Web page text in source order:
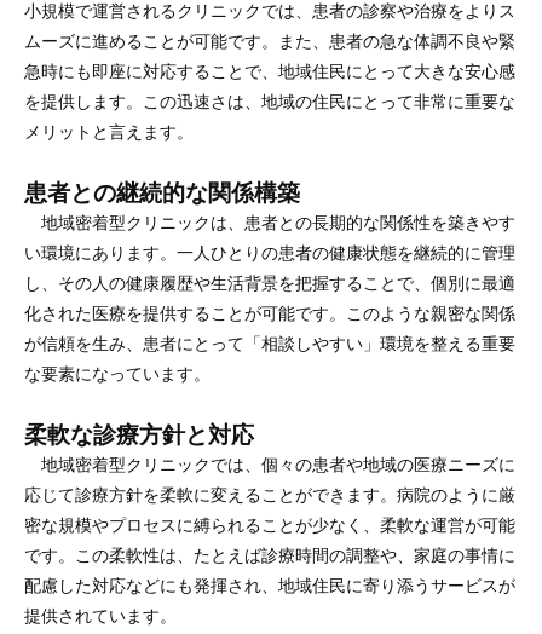
小規模で運営されるクリニックでは、患者の診察や治療をよりス
ムーズに進めることが可能です。また、患者の急な体調不良や緊
急時にも即座に対応することで、地域住民にとって大きな安心感
を提供します。この迅速さは、地域の住民にとって非常に重要な
メリットと言えます。
患者との継続的な関係構築
地域密着型クリニックは、患者との長期的な関係性を築きやす
い環境にあります。一人ひとりの患者の健康状態を継続的に管理
し、その人の健康履歴や生活背景を把握することで、個別に最適
化された医療を提供することが可能です。このような親密な関係
が信頼を生み、患者にとって「相談しやすい」環境を整える重要
な要素になっています。
柔軟な診療方針と対応
地域密着型クリニックでは、個々の患者や地域の医療ニーズに
応じて診療方針を柔軟に変えることができます。病院のように厳
密な規模やプロセスに縛られることが少なく、柔軟な運営が可能
です。この柔軟性は、たとえば診療時間の調整や、家庭の事情に
配慮した対応などにも発揮され、地域住民に寄り添うサービスが
提供されています。